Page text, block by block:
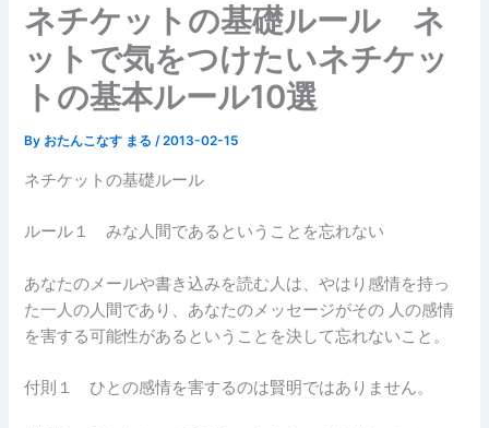
ネチケットの基礎ルール ネ
ットで気をつけたいネチケッ
トの基本ルール10選
By おたんこなす まる/2013-02-15
ネチケットの基礎ルール
ルール１ みな人間であるということを忘れない
あなたのメールや書き込みを読む人は、やはり感情を持っ
た一人の人間であり、あなたのメッセージがその 人の感情
を害する可能性があるということを決して忘れないこと。
付則１ ひとの感情を害するのは賢明ではありません。